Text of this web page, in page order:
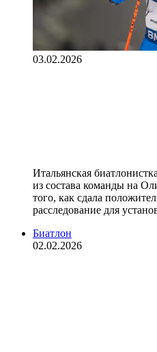
03.02.2026
Итальянская
из состава команды на
того, как сдала
расследование для
Биатлон
02.02.2026